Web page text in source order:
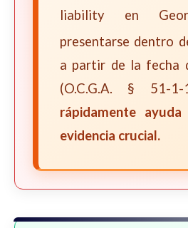
liability en
presentarse dentro
a partir de la fecha
(O.C.G.A. § 51-
rápidamente
evidencia crucial.